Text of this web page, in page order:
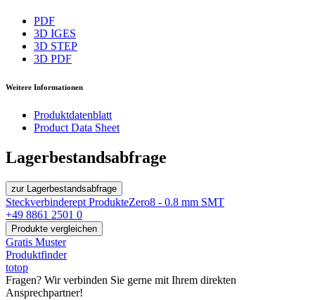
PDF
3D IGES
3D STEP
3D PDF
Weitere Informationen
Produktdatenblatt
Product Data Sheet
Lagerbestandsabfrage
zur Lagerbestandsabfrage
Steckverbinderept ProdukteZero8 - 0.8 mm SMT
+49 8861 2501 0
Produkte vergleichen
Gratis Muster
Produktfinder
totop
Fragen? Wir verbinden Sie gerne mit Ihrem direkten
Ansprechpartner!